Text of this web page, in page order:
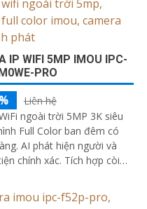
IP WIFI 5MP IMOU IPC-
PRO
Liên hệ
ngoài trời 5MP 3K siêu
Full Color ban đêm có
AI phát hiện người và
chính xác. Tích hợp còi